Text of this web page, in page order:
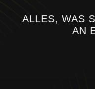
ALLES, WAS
AN